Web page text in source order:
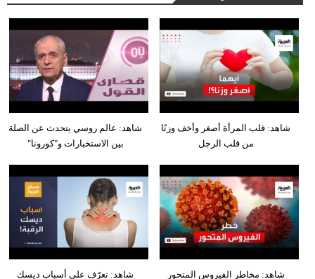
شاهد: عالم روسي يتحدث عن الصلة
بين الاستخبارات و"كورونا"
شاهد: قلب المرأة أصغر وأخف وزنًا
من قلب الرجل
شاهد: تعرّف على أسباب ديسك
شاهد: مخاطر الفيروس المتحور